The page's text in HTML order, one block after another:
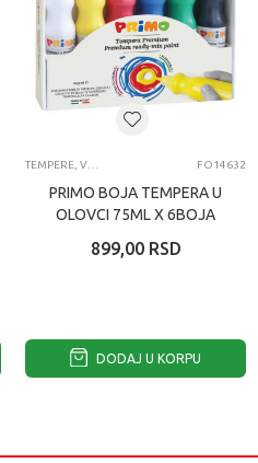
FO14632
PRIMO BOJA TEMPERA U
OLOVCI 75ML X 6BOJA
899,00 RSD
DODAJ U KORPU